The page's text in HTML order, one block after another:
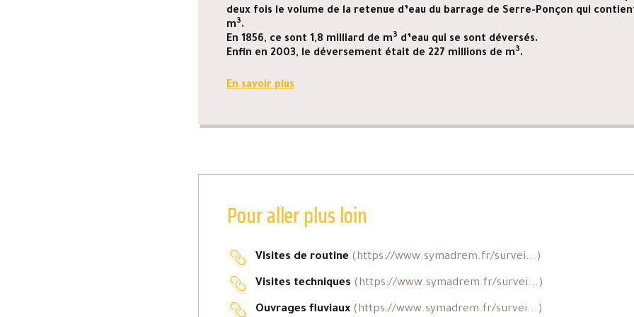
deux fois le volume de la retenue d’eau du barrage de Serre-Ponçon qui
m3.
En 1856, ce sont 1,8 milliard de m3 d’eau qui se sont déversés.
Enfin en 2003, le déversement était de 227 millions de m3.
En savoir plus
Pour aller plus loin
Visites de routine (https://www.symadrem.fr/survei...)
Visites techniques (https://www.symadrem.fr/survei...)
Ouvrages fluviaux (https://www.symadrem.fr/survei...)